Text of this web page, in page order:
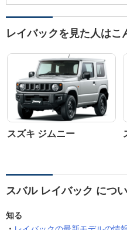
レイバックを見た人はこ
スズキ ジムニー
スバル レイバック につ
知る